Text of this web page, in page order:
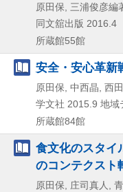
原田保, 三浦俊彦編
同文舘出版 2016.4
所蔵館55館
安全・安心革新
原田保, 中西晶, 西
学文社 2015.9 地域
所蔵館84館
食文化のスタ
のコンテクスト
原田保, 庄司真人,